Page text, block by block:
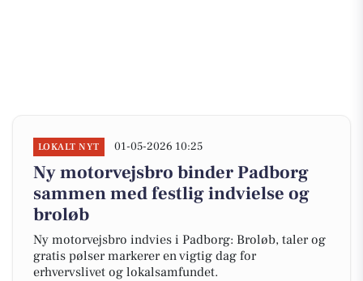
LOKALT NYT 01-05-2026 10:25
Ny motorvejsbro binder Padborg
sammen med festlig indvielse og
broløb
Ny motorvejsbro indvies i Padborg: Broløb, taler og
gratis pølser markerer en vigtig dag for
erhvervslivet og lokalsamfundet.